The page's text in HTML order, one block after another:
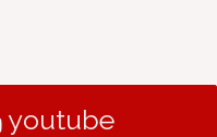
youtube